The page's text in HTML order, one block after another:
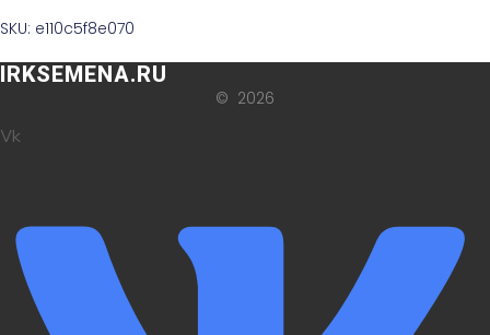
SKU: e110c5f8e070
IRKSEMENA.RU
© 2026
Vk